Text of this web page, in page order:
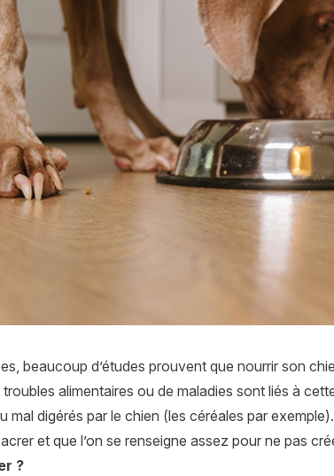
beaucoup d’études prouvent que nourrir son
alimentaires ou de maladies sont liés à
mal digérés par le chien (les céréales par exemple).
et que l’on se renseigne assez pour ne pas
?